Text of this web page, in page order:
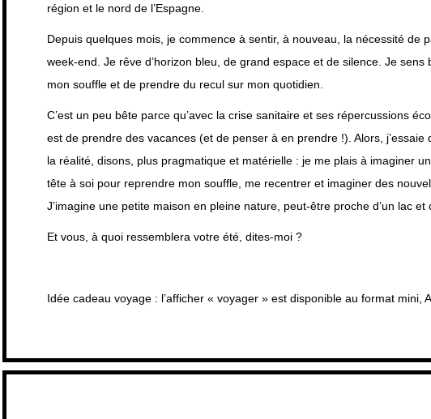
région et le nord de l’Espagne.
Depuis quelques mois, je commence à sentir, à nouveau, la nécessité de
week-end. Je rêve d’horizon bleu, de grand espace et de silence. Je sens
mon souffle et de prendre du recul sur mon quotidien.
C’est un peu bête parce qu’avec la crise sanitaire et ses répercussions
est de prendre des vacances (et de penser à en prendre !). Alors,
la réalité, disons, plus pragmatique et matérielle : je me plais à imaginer
tête à soi pour reprendre mon souffle, me recentrer et imaginer des
J’imagine une petite maison en pleine nature, peut-être proche d’un lac
Et vous, à quoi ressemblera votre été, dites-moi ?
Idée cadeau voyage: l’afficher « voyager » est disponible au format mini,